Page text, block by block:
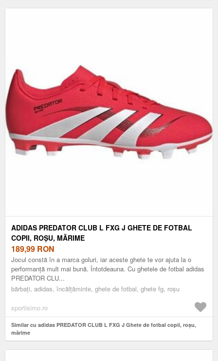
ADIDAS PREDATOR CLUB L FXG J GHETE DE FOTBAL
COPII, ROȘU, MĂRIME
189,99 RON
Jocul constă în a marca goluri, iar aceste ghete te vor ajuta la o
performanță mult mai bună. Întotdeauna. Cu ghetele de fotbal adidas
PREDATOR CLU...
bărbați, adidas, încălțăminte, ghete de fotbal, ghete fg, roșu
sportisimo.ro
Similar cu adidas PREDATOR CLUB L FXG J Ghete de fotbal copii, roșu,
mărime